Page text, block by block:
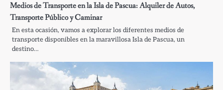
Medios de Transporte en la Isla de Pascua: Alquiler de Autos,
Transporte Público y Caminar
En esta ocasión, vamos a explorar los diferentes medios de
transporte disponibles en la maravillosa Isla de Pascua, un
destino…